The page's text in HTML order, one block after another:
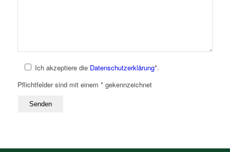
Ich akzeptiere die Datenschutzerklärung*.
Pflichtfelder sind mit einem * gekennzeichnet